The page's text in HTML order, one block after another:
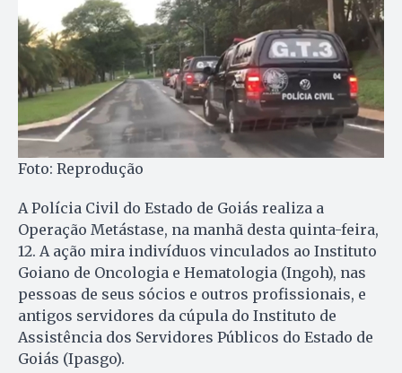
Foto: Reprodução
A Polícia Civil do Estado de Goiás realiza a
Operação Metástase, na manhã desta quinta-feira,
12. A ação mira indivíduos vinculados ao Instituto
Goiano de Oncologia e Hematologia (Ingoh), nas
pessoas de seus sócios e outros profissionais, e
antigos servidores da cúpula do Instituto de
Assistência dos Servidores Públicos do Estado de
Goiás (Ipasgo).